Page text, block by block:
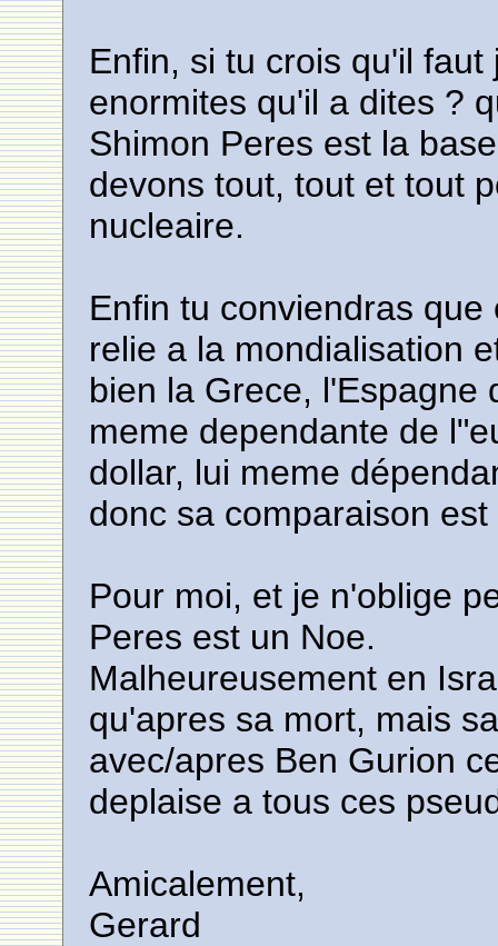
Enfin, si tu crois qu'il
enormites qu'il a dites ?
Shimon Peres est la
devons tout, tout et tout
nucleaire.
Enfin tu conviendras
relie a la mondialisation
bien la Grece, l'Espagne
meme dependante de
dollar, lui meme
donc sa comparaison est
Pour moi, et je n'oblige
Peres est un Noe.
Malheureusement en
qu'apres sa mort, mais
avec/apres Ben Gurion
deplaise a tous ces
Amicalement,
Gerard